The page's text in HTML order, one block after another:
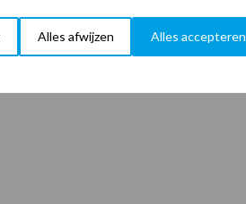
Alles afwijzen Alles accepteren